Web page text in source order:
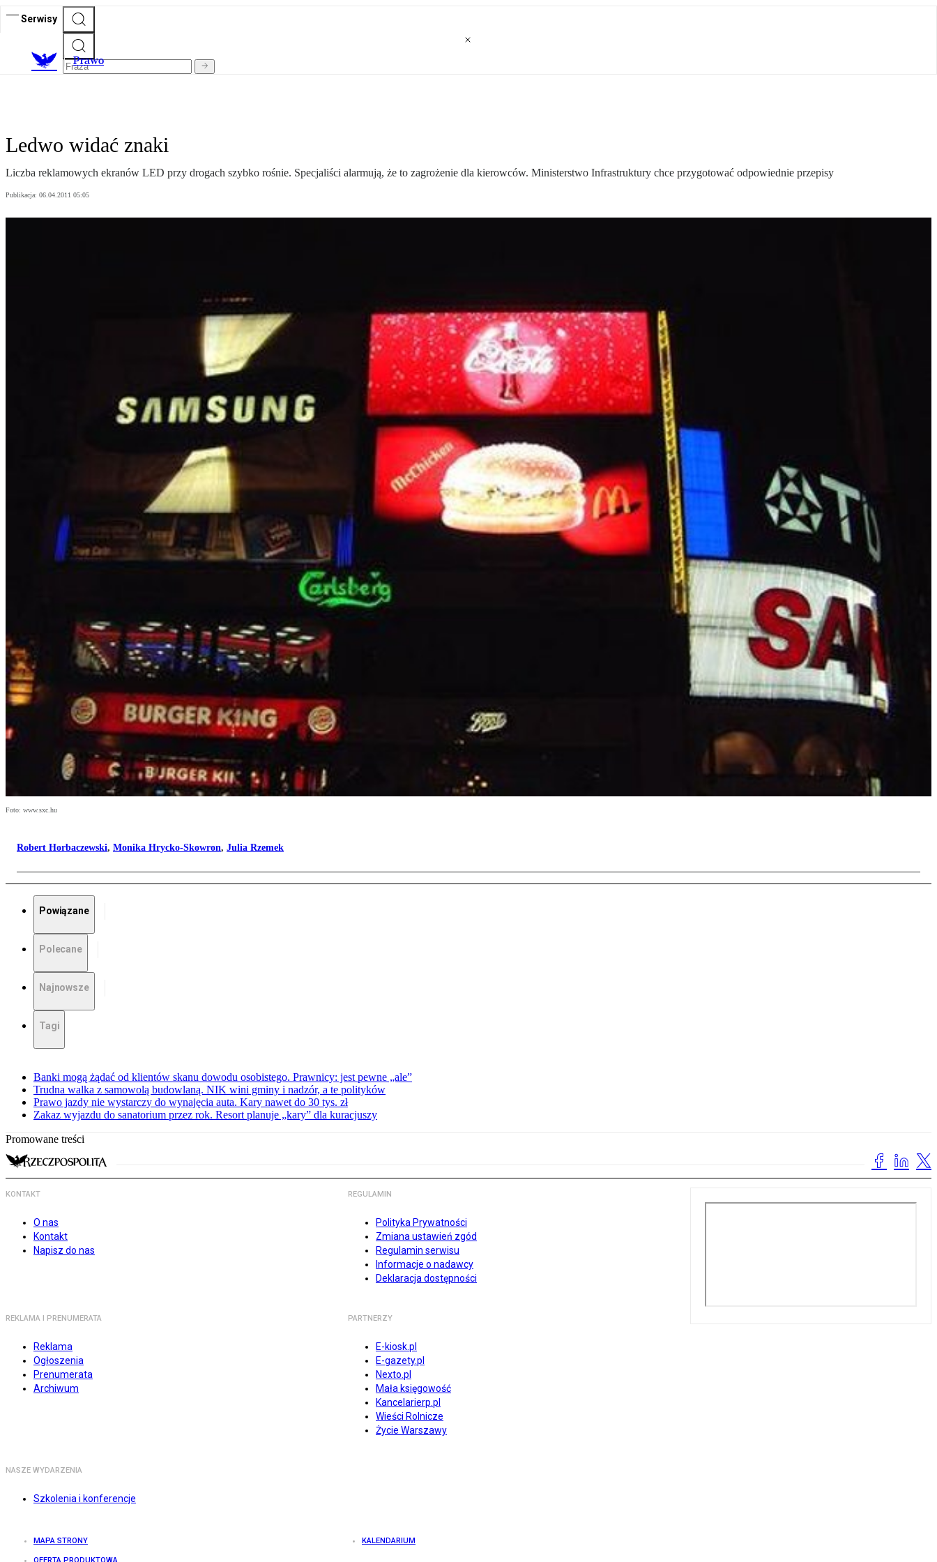
Serwisy
Prawo
Ledwo widać znaki
Liczba reklamowych ekranów LED przy drogach szybko rośnie. Specjaliści alarmują, że to zagrożenie dla kierowców. Ministerstwo Infrastruktury chce przygotować odpowiednie przepisy
Publikacja: 06.04.2011 05:05
Foto: www.sxc.hu
Robert Horbaczewski, Monika Hrycko-Skowron, Julia Rzemek
Powiązane
Polecane
Najnowsze
Tagi
Banki mogą żądać od klientów skanu dowodu osobistego. Prawnicy: jest pewne „ale”
Trudna walka z samowolą budowlaną. NIK wini gminy i nadzór, a te polityków
Prawo jazdy nie wystarczy do wynajęcia auta. Kary nawet do 30 tys. zł
Zakaz wyjazdu do sanatorium przez rok. Resort planuje „kary” dla kuracjuszy
Promowane treści
KONTAKT
O nas
Kontakt
Napisz do nas
REGULAMIN
Polityka Prywatności
Zmiana ustawień zgód
Regulamin serwisu
Informacje o nadawcy
Deklaracja dostępności
REKLAMA I PRENUMERATA
Reklama
Ogłoszenia
Prenumerata
Archiwum
PARTNERZY
E-kiosk.pl
E-gazety.pl
Nexto.pl
Mała księgowość
Kancelarierp.pl
Wieści Rolnicze
Życie Warszawy
NASZE WYDARZENIA
Szkolenia i konferencje
MAPA STRONY KALENDARIUM